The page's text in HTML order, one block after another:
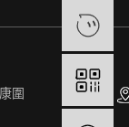
圍